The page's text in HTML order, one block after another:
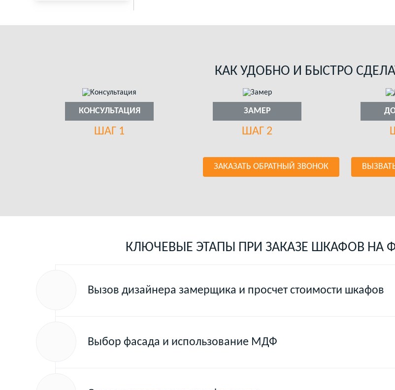
КАК УДОБНО И БЫСТРО
КОНСУЛЬТАЦИЯ
ШАГ 1
ЗАМЕР
ШАГ 2
ЗАКАЗАТЬ ОБРАТНЫЙ ЗВОНОК
КЛЮЧЕВЫЕ ЭТАПЫ ПРИ ЗАКАЗЕ ШКАФОВ НА
Вызов дизайнера замерщика и просчет стоимости шкафов
Выбор фасада и использование МДФ